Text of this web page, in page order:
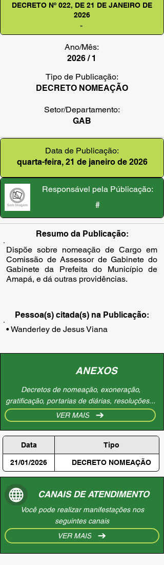
DECRETO Nº 022, DE 21 DE JANEIRO DE
2026
-
Ano/Mês:
2026 / 1
Tipo de Publicação:
DECRETO NOMEAÇÃO
Setor/Departamento:
GAB
Data de Publicação:
quarta-feira, 21 de janeiro de 2026
Responsável pela Públicação:
#
Resumo da Publicação:
Dispõe sobre nomeação de Cargo em
Comissão de Assessor de Gabinete do
Gabinete da Prefeita do Município de
Amapá, e dá outras providências.
Pessoa(s) citada(s) na Publicação:
• Wanderley de Jesus Viana
ANEXOS
Decretos de nomeação, exoneração,
gratificação, portarias de diárias, resoluções...
VER MAIS
Data Tipo
21/01/2026 DECRETO NOMEAÇÃO
CANAIS DE ATENDIMENTO
Você pode realizar manifestações nos
seguintes canais
VER MAIS